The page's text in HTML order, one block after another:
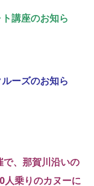
講座のお知ら
ーズのお知ら
、那賀川沿いの
人乗りのカヌーに